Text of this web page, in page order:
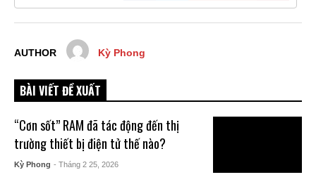
AUTHOR Kỳ Phong
BÀI VIẾT ĐỀ XUẤT
“Cơn sốt” RAM đã tác động đến thị
trường thiết bị điện tử thế nào?
Kỳ Phong - Tháng 2 25, 2026